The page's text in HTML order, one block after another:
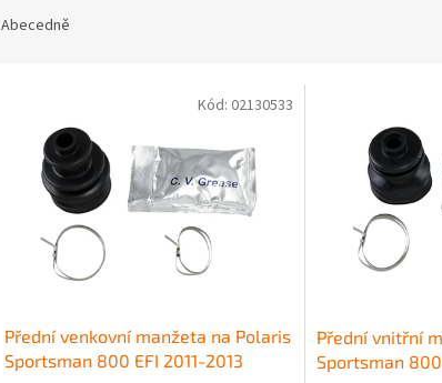
Abecedně
Přední venkovní manžeta na Polaris
Sportsman 800 EFI 2011-2013
Kód: 02130533
Přední vnitřní
Sportsman 800